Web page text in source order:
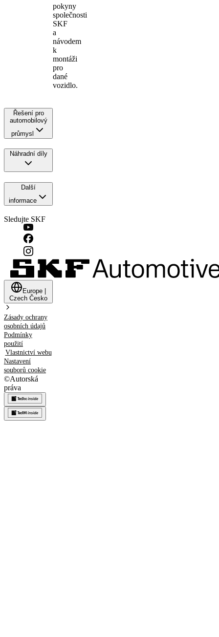
pokyny
společnosti
SKF
a
návodem
k
montáži
pro
dané
vozidlo.
Řešení pro
automobilový
průmysl
Náhradní díly
Další
informace
Sledujte SKF
Europe
Czech Česko
Zásady ochrany
osobních údajů
Podmínky
použití
Vlastnictví webu
Nastavení
souborů cookie
©Autorská
práva